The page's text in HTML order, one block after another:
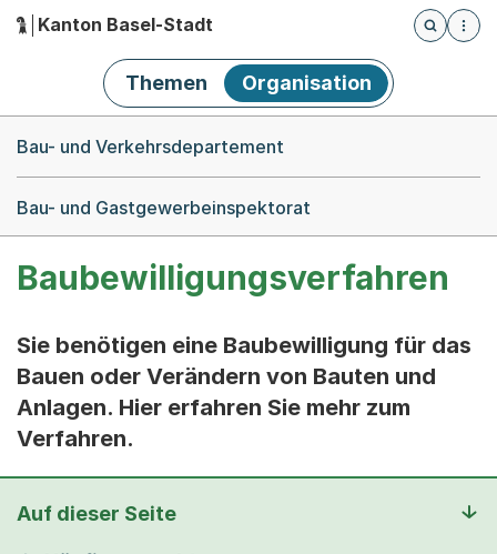
Hauptnavigation
Kanton Basel-Stadt
Öffnet
Themen Organisation
Bau- und Verkehrsdepartement
Bau- und Gastgewerbeinspektorat
Baubewilligungsverfahren
Sie benötigen eine Baubewilligung für das
Bauen oder Verändern von Bauten und
Anlagen. Hier erfahren Sie mehr zum
Verfahren.
Auf dieser Seite